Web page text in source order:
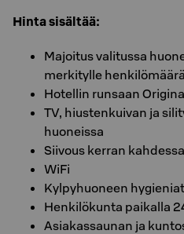
Hinta sisältää:
Majoitus valitussa
merkitylle
Hotellin runsaan
TV, hiustenkuivan ja
huoneissa
Siivous kerran
WiFi
Kylpyhuoneen
Henkilökunta paikalla
Asiakassaunan ja